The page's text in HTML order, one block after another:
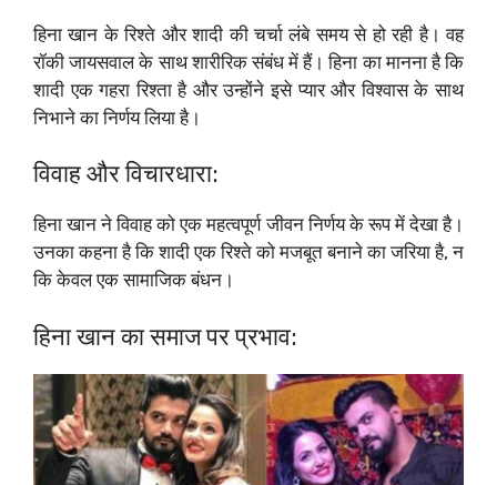
हिना खान के रिश्ते और शादी की चर्चा लंबे समय से हो रही है। वह
रॉकी जायसवाल के साथ शारीरिक संबंध में हैं। हिना का मानना है कि
शादी एक गहरा रिश्ता है और उन्होंने इसे प्यार और विश्वास के साथ
निभाने का निर्णय लिया है।
विवाह और विचारधारा:
हिना खान ने विवाह को एक महत्वपूर्ण जीवन निर्णय के रूप में देखा है।
उनका कहना है कि शादी एक रिश्ते को मजबूत बनाने का जरिया है, न
कि केवल एक सामाजिक बंधन।
हिना खान का समाज पर प्रभाव: